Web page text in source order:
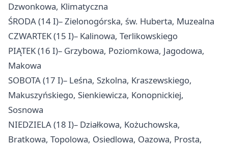
Dzwonkowa, Klimatyczna
ŚRODA (14 I)– Zielonogórska, św. Huberta, Muzealna
CZWARTEK (15 I)– Kalinowa, Terlikowskiego
PIĄTEK (16 I)– Grzybowa, Poziomkowa, Jagodowa,
Makowa
SOBOTA (17 I)– Leśna, Szkolna, Kraszewskiego,
Makuszyńskiego, Sienkiewicza, Konopnickiej,
Sosnowa
NIEDZIELA (18 I)– Działkowa, Kożuchowska,
Bratkowa, Topolowa, Osiedlowa, Oazowa, Prosta,